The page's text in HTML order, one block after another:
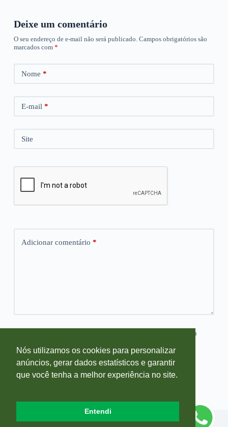
Deixe um comentário
O seu endereço de e-mail não será publicado. Campos obrigatórios são
marcados com *
Nome *
E-mail *
Site
Adicionar comentário *
Salvar meus dados neste navegador para a próxima vez que eu
Publicar comentário
Copyright © 2026 Blog Farmácia Sempre Viva - Desenvolvido por
Nós utilizamos os cookies para personalizar
anúncios, gerar dados estatísticos e garantir
que você tenha a melhor experiência no site.
Entendi